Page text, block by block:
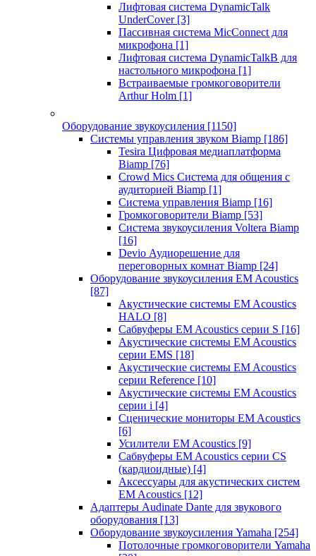
Лифтовая система DynamicTalk
UnderCover [3]
Пассивная система MicConnect для
микрофона [1]
Лифтовая система DynamicTalkB для
настольного микрофона [1]
Встраиваемые громкоговорители
Arthur Holm [1]
Оборудование звукоусиления [1150]
Системы управления звуком Biamp [186]
Tesira Цифровая медиаплатформа
Biamp [76]
Crowd Mics Система для общения с
аудиторией Biamp [1]
Система управления Biamp [16]
Громкоговорители Biamp [53]
Система звукоусиления Voltera Biamp
[16]
Devio Аудиорешение для
переговорных комнат Biamp [24]
Оборудование звукоусиления EM Acoustics
[87]
Акустические системы EM Acoustics
HALO [8]
Сабвуферы EM Acoustics серии S [16]
Акустические системы EM Acoustics
серии EMS [18]
Акустические системы EM Acoustics
серии Reference [10]
Акустические системы EM Acoustics
серии i [4]
Сценические мониторы EM Acoustics
[6]
Усилители EM Acoustics [9]
Сабвуферы EM Acoustics серии CS
(кардиоидные) [4]
Аксессуары для акустических систем
EM Acoustics [12]
Адаптеры Audinate Dante для звукового
оборудования [13]
Оборудование звукоусиления Yamaha [254]
Потолочные громкоговорители Yamaha